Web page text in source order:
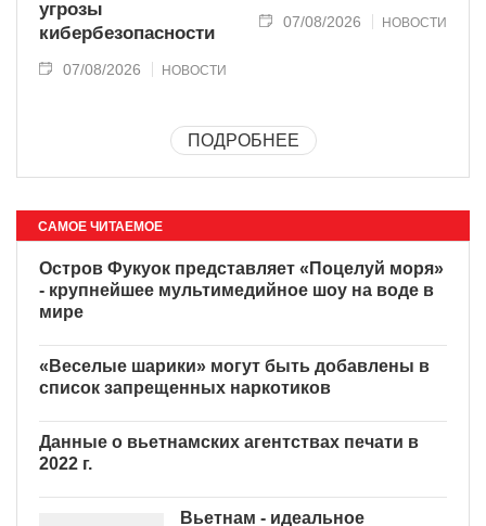
угрозы
кибербезопасности
07/08/2026 НОВОСТИ
07/08/2026 НОВОСТИ
ПОДРОБНЕЕ
САМОЕ ЧИТАЕМОЕ
Остров Фукуок представляет
«Поцелуй моря» - крупнейшее
«Веселые шарики» могут быть добавлены в
Данные о вьетнамских агентствах печати в